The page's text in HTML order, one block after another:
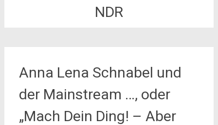
NDR
Anna Lena Schnabel und
der Mainstream …, oder
„Mach Dein Ding! – Aber